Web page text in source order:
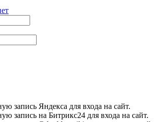
запись Яндекса для входа на сайт.
запись на Битрикс24 для входа на сайт.